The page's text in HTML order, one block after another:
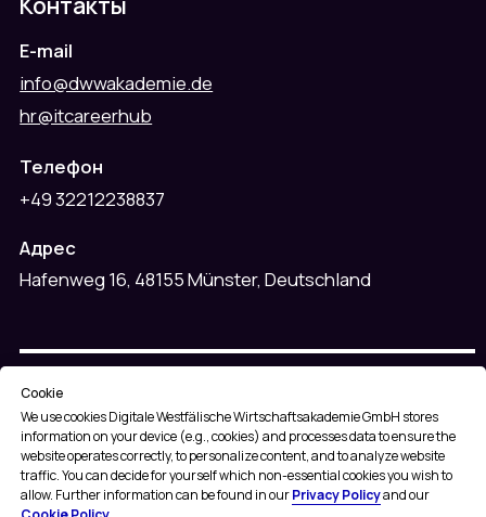
Cookie
We use cookiesDigitale Westfälische Wirtschaftsakademie GmbH stores
information on your device (e.g., cookies) and processes data to ensure the
website operates correctly, to personalize content, and to analyze website
traffic. You can decide for yourself which non-essential cookies you wish to
allow. Further information can be found in ourPrivacy Policyand our